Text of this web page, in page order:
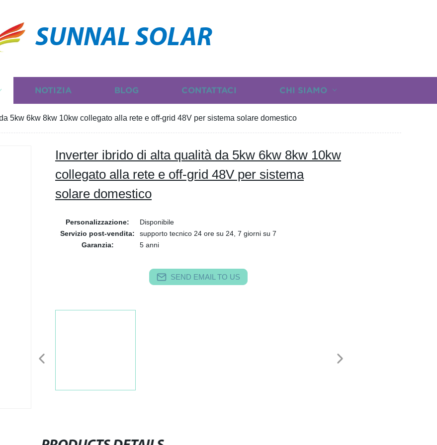
SUNNAL SOLAR
NOTIZIA BLOG CONTATTACI CHI SIAMO
5kw 6kw 8kw 10kw collegato alla rete e off-grid 48V per sistema solare domestico
Inverter ibrido di alta qualità da 5kw 6kw 8kw 10kw
collegato alla rete e off-grid 48V per sistema
solare domestico
Personalizzazione:
Disponibile
Servizio post-vendita:
supporto tecnico 24 ore su 24, 7 giorni su 7
Garanzia:
5 anni
SEND EMAIL TO US